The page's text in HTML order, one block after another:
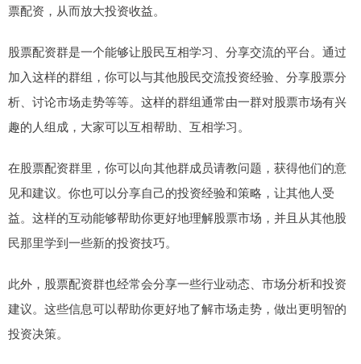
票配资，从而放大投资收益。
股票配资群是一个能够让股民互相学习、分享交流的平台。通过
加入这样的群组，你可以与其他股民交流投资经验、分享股票分
析、讨论市场走势等等。这样的群组通常由一群对股票市场有兴
趣的人组成，大家可以互相帮助、互相学习。
在股票配资群里，你可以向其他群成员请教问题，获得他们的意
见和建议。你也可以分享自己的投资经验和策略，让其他人受
益。这样的互动能够帮助你更好地理解股票市场，并且从其他股
民那里学到一些新的投资技巧。
此外，股票配资群也经常会分享一些行业动态、市场分析和投资
建议。这些信息可以帮助你更好地了解市场走势，做出更明智的
投资决策。